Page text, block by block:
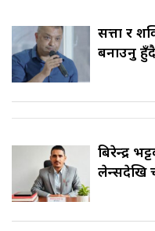
सत्ता र
बनाउनु
बिरेन्द्र
लेन्सदेखि